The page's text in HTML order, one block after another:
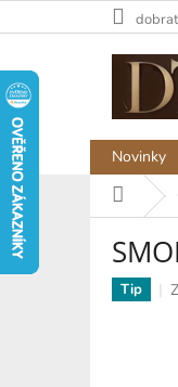
na
Novinky
Domů
Tip